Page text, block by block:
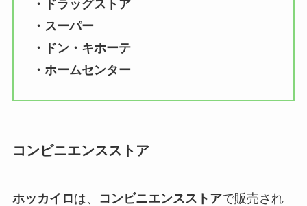
・ドラッグストア
・スーパー
・ドン・キホーテ
・ホームセンター
コンビニエンスストア
ホッカイロは、 コンビニエンスストアで販売され